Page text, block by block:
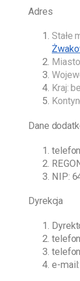
Adres
Stałe
Kraj:
Dane
NIP:
Dyrekcja
e-